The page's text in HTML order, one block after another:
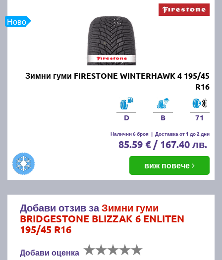
Ново
Зимни гуми FIRESTONE WINTERHAWK 4 195/45
R16
D B 71
Налични 6 броя | Доставка от 1 до 2 дни
85.59 € / 167.40 лв.
виж повече
Добави отзив заЗимни гуми
BRIDGESTONE BLIZZAK 6 ENLITEN
195/45 R16
Добави оценка